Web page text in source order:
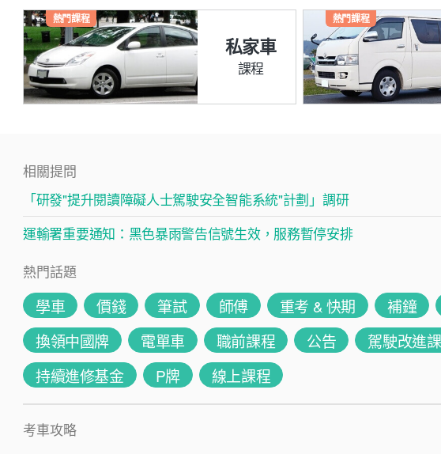
熱門課程
私家車
課程
熱門課程
相關提問
「研發"提升閱讀障礙人士駕駛安全智能系統"計劃」調研
運輸署重要通知：黑色暴雨警告信號生效，服務暫停安排
熱門話題
學車 價錢 筆試 師傅 重考 & 快期 補鐘
換領中國牌
電單車 職前課程 公告
駕駛改進
持續進修基金
P牌 線上課程
考車攻略